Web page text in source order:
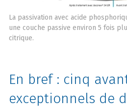
La passivation avec acide
une couche passive environ 5 fois
citrique.
En bref : cinq
exceptionnels de